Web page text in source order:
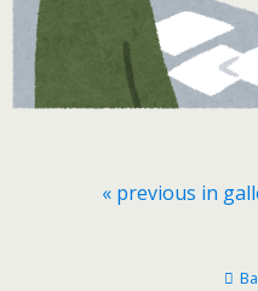
« previous in